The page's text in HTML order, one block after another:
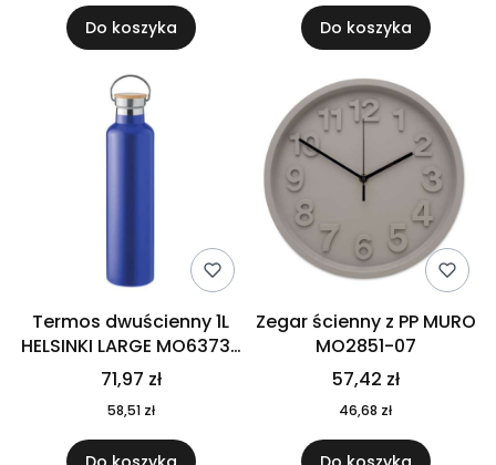
Do koszyka Do koszyka
Termos dwuścienny 1L
HELSINKI LARGE MO6373-
04
71,97 zł
58,51 zł
Zegar ścienny z PP MURO
MO2851-07
57,42 zł
46,68 zł